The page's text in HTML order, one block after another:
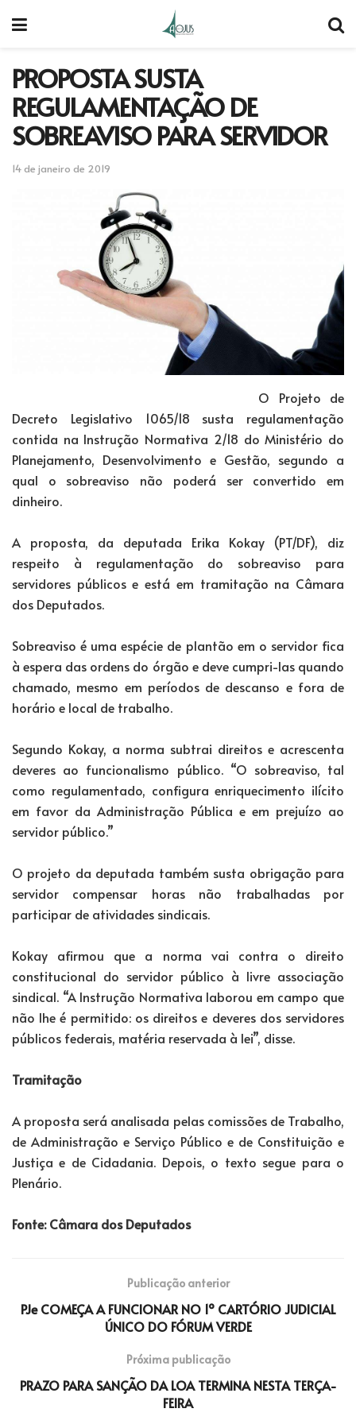
PROPOSTA SUSTA
REGULAMENTAÇÃO DE
SOBREAVISO PARA SERVIDOR
14 de janeiro de 2019
O Projeto de
Decreto Legislativo 1065/18 susta regulamentação
contida na Instrução Normativa 2/18 do Ministério do
Planejamento, Desenvolvimento e Gestão, segundo a
qual o sobreaviso não poderá ser convertido em
dinheiro.
A proposta, da deputada Erika Kokay (PT/DF), diz
respeito à regulamentação do sobreaviso para
servidores públicos e está em tramitação na Câmara
dos Deputados.
Sobreaviso é uma espécie de plantão em o servidor fica
à espera das ordens do órgão e deve cumpri-las quando
chamado, mesmo em períodos de descanso e fora de
horário e local de trabalho.
Segundo Kokay, a norma subtrai direitos e acrescenta
deveres ao funcionalismo público. “O sobreaviso, tal
como regulamentado, configura enriquecimento ilícito
em favor da Administração Pública e em prejuízo ao
servidor público.”
O projeto da deputada também susta obrigação para
servidor compensar horas não trabalhadas por
participar de atividades sindicais.
Kokay afirmou que a norma vai contra o direito
constitucional do servidor público à livre associação
sindical. “A Instrução Normativa laborou em campo que
não lhe é permitido: os direitos e deveres dos servidores
públicos federais, matéria reservada à lei”, disse.
Tramitação
A proposta será analisada pelas comissões de Trabalho,
de Administração e Serviço Público e de Constituição e
Justiça e de Cidadania. Depois, o texto segue para o
Plenário.
Fonte: Câmara dos Deputados
Publicação anterior
PJe COMEÇA A FUNCIONAR NO 1º CARTÓRIO JUDICIAL
ÚNICO DO FÓRUM VERDE
Próxima publicação
PRAZO PARA SANÇÃO DA LOA TERMINA NESTA TERÇA-
FEIRA